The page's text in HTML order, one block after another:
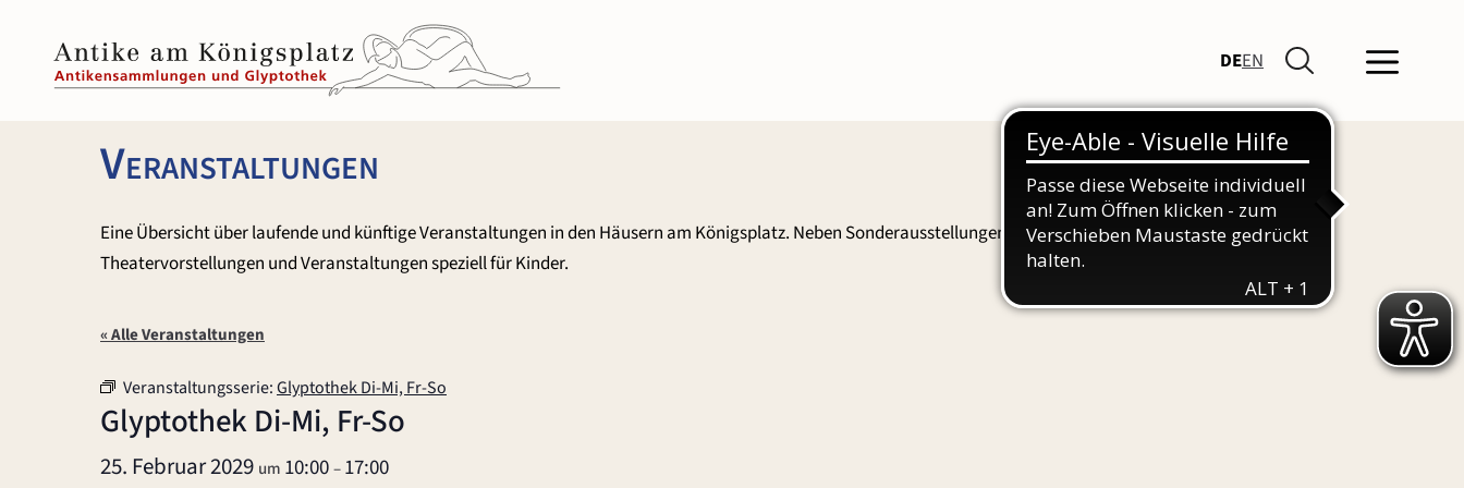
springen
DEEN
Veranstaltungen
Eine Übersicht über laufende und künftige Veranstaltungen in den Häusern am Königsplatz. Neben Sonderausstellungen und Führungen finden Sie hier auch
Theatervorstellungen und Veranstaltungen speziell für Kinder.
« Alle Veranstaltungen
Veranstaltungsserie:Glyptothek Di-Mi, Fr-So
Glyptothek Di-Mi, Fr-So
25. Februar 2029 um 10:00–17:00